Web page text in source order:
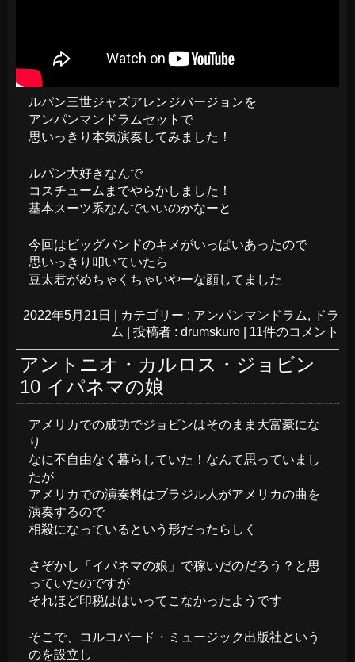
ルパン三世ジャズアレンジバージョンを
アンパンマンドラムセットで
思いっきり本気演奏してみました！
ルパン大好きなんで
コスチュームまでやらかしました！
基本スーツ系なんでいいのかなーと
今回はビッグバンドのキメがいっぱいあったので
思いっきり叩いていたら
豆太君がめちゃくちゃいやーな顔してました
2022年5月21日 カテゴリー : アンパンマンドラム, ドラ
ム
投稿者 : drumskuro 11件のコメント
アントニオ・カルロス・ジョビン
10 イパネマの娘
アメリカでの成功でジョビンはそのまま大富豪にな
り
なに不自由なく暮らしていた！なんて思っていまし
たが
アメリカでの演奏料はブラジル人がアメリカの曲を
演奏するので
相殺になっているという形だったらしく
さぞかし「イパネマの娘」で稼いだのだろう？と思
っていたのですが
それほど印税ははいってこなかったようです
そこで、コルコバード・ミュージック出版社という
のを設立し